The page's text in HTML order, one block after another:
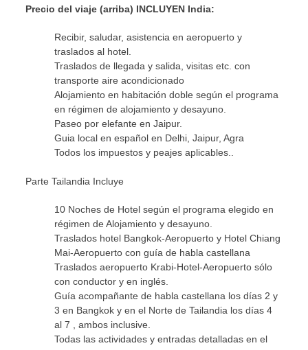
Precio del viaje (arriba) INCLUYEN India:
Recibir, saludar, asistencia en aeropuerto y
traslados al hotel.
Traslados de llegada y salida, visitas etc. con
transporte aire acondicionado
Alojamiento en habitación doble según el programa
en régimen de alojamiento y desayuno.
Paseo por elefante en Jaipur.
Guia local en español en Delhi, Jaipur, Agra
Todos los impuestos y peajes aplicables..
Parte Tailandia Incluye
10 Noches de Hotel según el programa elegido en
régimen de Alojamiento y desayuno.
Traslados hotel Bangkok-Aeropuerto y Hotel Chiang
Mai-Aeropuerto con guía de habla castellana
Traslados aeropuerto Krabi-Hotel-Aeropuerto sólo
con conductor y en inglés.
Guía acompañante de habla castellana los días 2 y
3 en Bangkok y en el Norte de Tailandia los días 4
al 7 , ambos inclusive.
Todas las actividades y entradas detalladas en el